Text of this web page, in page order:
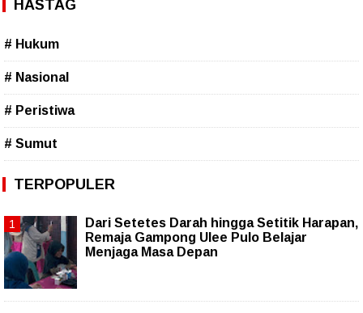
HASTAG
# Hukum
# Nasional
# Peristiwa
# Sumut
TERPOPULER
Dari Setetes Darah hingga Setitik Harapan,
Remaja Gampong Ulee Pulo Belajar
Menjaga Masa Depan